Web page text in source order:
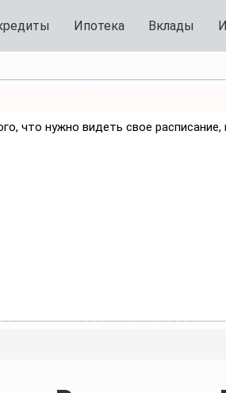
Ипотека Вклады
что нужно видеть свое